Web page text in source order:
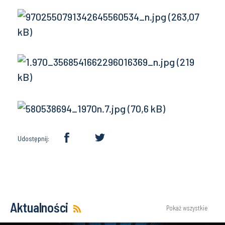
Udostępnij:
Aktualności Pokaż wszystkie